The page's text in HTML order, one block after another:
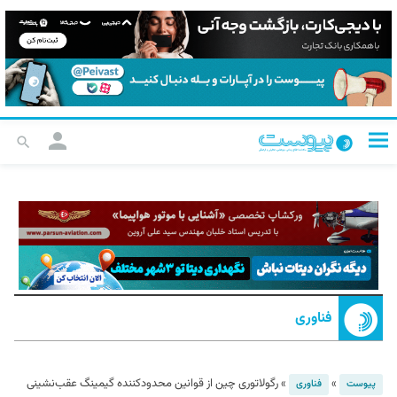
فناوری
پیوست » فناوری »رگولاتوری چین از قوانین محدودکننده گیمینگ عقب‌نشینی